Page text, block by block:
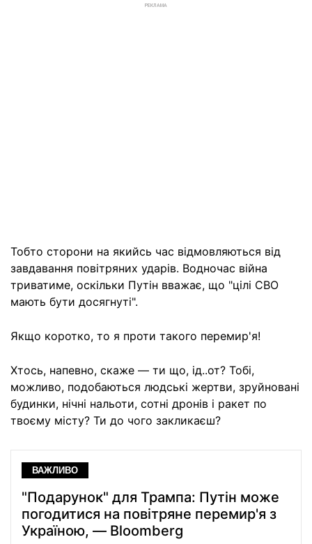
РЕКЛАМА
Тобто сторони на якийсь час відмовляються від
завдавання повітряних ударів. Водночас війна
триватиме, оскільки Путін вважає, що "цілі СВО
мають бути досягнуті".
Якщо коротко, то я проти такого перемир'я!
Хтось, напевно, скаже — ти що, ід..от? Тобі,
можливо, подобаються людські жертви, зруйновані
будинки, нічні нальоти, сотні дронів і ракет по
твоєму місту? Ти до чого закликаєш?
ВАЖЛИВО
"Подарунок" для Трампа: Путін може
погодитися на повітряне перемир'я з
Україною, — Bloomberg